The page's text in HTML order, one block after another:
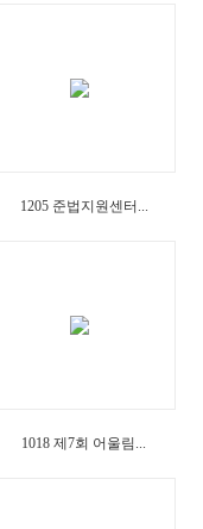
1205 준법지원센터...
1018 제7회 어울림...